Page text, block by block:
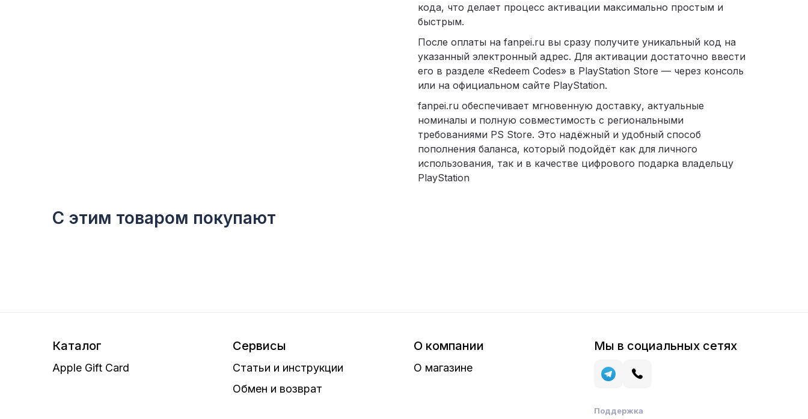
кода, что делает процесс активации максимально простым и
быстрым.
После оплаты на fanpei.ru вы сразу получите уникальный код на
указанный электронный адрес. Для активации достаточно ввести
его в разделе «Redeem Codes» в PlayStation Store — через консоль
или на официальном сайте PlayStation.
fanpei.ru обеспечивает мгновенную доставку, актуальные
номиналы и полную совместимость с региональными
требованиями PS Store. Это надёжный и удобный способ
пополнения баланса, который подойдёт как для личного
использования, так и в качестве цифрового подарка владельцу
PlayStation
С этим товаром покупают
Каталог
Apple Gift Card
Сервисы
Статьи и инструкции
Обмен и возврат
О компании
О магазине
Мы в социальных сетях
Поддержка